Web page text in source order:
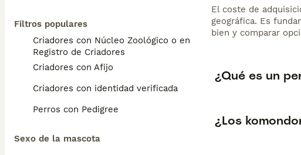
Filtros populares
Criadores con Núcleo Zoológico o en el
Registro de Criadores
Criadores con Afijo
Criadores con identidad verificada
Perros con Pedigree
Sexo de la mascota
El coste de
geográfica. Es
bien y comparar
¿Qué es un
¿Los